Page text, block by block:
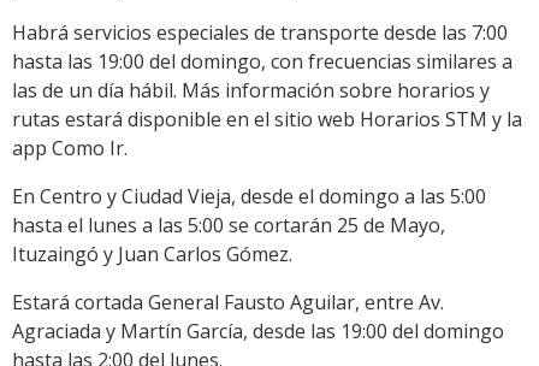
Habrá servicios especiales de transporte desde las 7:00
hasta las 19:00 del domingo, con frecuencias similares a
las de un día hábil. Más información sobre horarios y
rutas estará disponible en el sitio web Horarios STM y la
app Como Ir.
En Centro y Ciudad Vieja, desde el domingo a las 5:00
hasta el lunes a las 5:00 se cortarán 25 de Mayo,
Ituzaingó y Juan Carlos Gómez.
Estará cortada General Fausto Aguilar, entre Av.
Agraciada y Martín García, desde las 19:00 del domingo
hasta las 2:00 del lunes.